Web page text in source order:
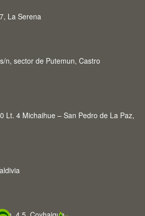
La Serena
n, sector de Putemun, Castro
Lt. 4 Michaihue – San Pedro de La Paz,